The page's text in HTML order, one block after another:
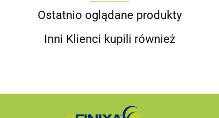
Ostatnio oglądane produkty
Inni Klienci kupili również